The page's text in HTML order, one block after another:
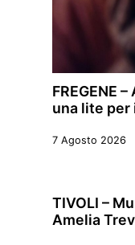
FREGENE
una lite per
7 Agosto 2026
TIVOLI –
Amelia